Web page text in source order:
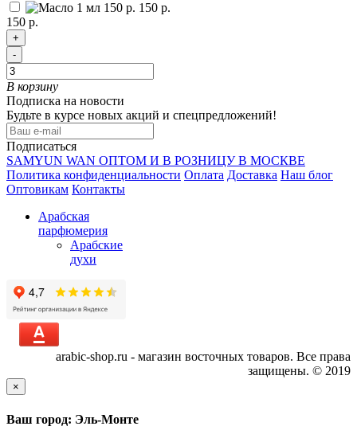
150 р.
150 р.
+
-
В корзину
Подписка на новости
Будьте в курсе новых акций и спецпредложений!
Подписаться
SAMYUN WAN ОПТОМ И В РОЗНИЦУ В МОСКВЕ
Политика конфиденциальности Оплата Доставка Наш блог
Оптовикам Контакты
Арабская
парфюмерия
Арабские
духи
arabic-shop.ru - магазин восточных товаров. Все права
защищены. © 2019
×
Ваш город: Эль-Монте